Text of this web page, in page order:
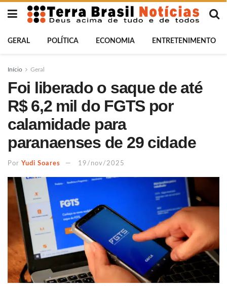
GERAL POLÍTICA ECONOMIA ENTRETENIMENTO
Início Geral
Foi liberado o saque de até
R$ 6,2 mil do FGTS por
calamidade para
paranaenses de 29 cidade
Por Yudi Soares 19/nov/2025